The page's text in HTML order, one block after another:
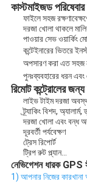
কাস্টমাইজড
ফাইলে সহজ
দরজা খোলা থাকলে
পাওয়ার সেভ ওয়ার্কিং
কন্টেইনারের ভিতরে
অপসারণ করা এত সহজ
পুনঃব্যবহারের ধরন এবং
রিমোট কন্ট্রোলের জন্য
লাইভ টাইম দরজা
ট্র্যাকিং বিশদ,
দরজা খোলা এবং বন্ধ
দূরবর্তী পর্যবেক্ষণ
ট্রেস রিপোর্ট
ট্রিপ রুট প্ল্যান...
নেভিগেশন ধারক GPS
1) আপনার নিজের